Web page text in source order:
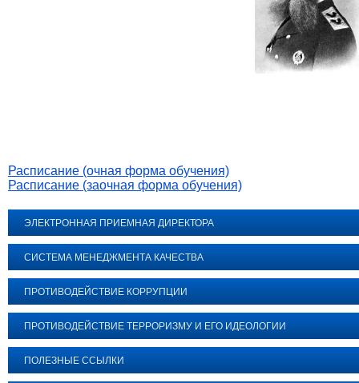
Расписание (очная форма обучения)
Расписание (заочная форма обучения)
ЭЛЕКТРОННАЯ ПРИЕМНАЯ ДИРЕКТОРА
СИСТЕМА МЕНЕДЖМЕНТА КАЧЕСТВА
ПРОТИВОДЕЙСТВИЕ КОРРУПЦИИ
ПРОТИВОДЕЙСТВИЕ ТЕРРОРИЗМУ И ЕГО ИДЕОЛОГИИ
ПОЛЕЗНЫЕ ССЫЛКИ